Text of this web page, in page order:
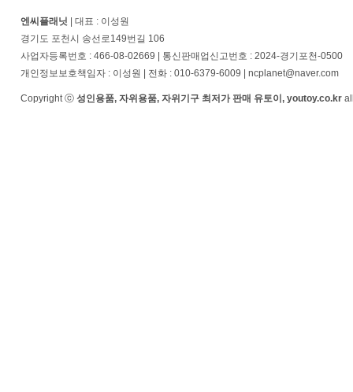
엔씨플래닛 | 대표 : 이성원
경기도 포천시 송선로149번길 106
사업자등록번호 : 466-08-02669 | 통신판매업신고번호 : 2024-경기포천-0500
개인정보보호책임자 : 이성원 | 전화 : 010-6379-6009 | ncplanet@naver.com
Copyright ⓒ 성인용품, 자위용품, 자위기구 최저가 판매 유토이, youtoy.co.kr